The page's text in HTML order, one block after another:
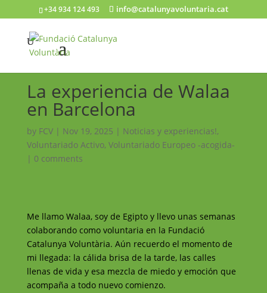
+34 934 124 493 info@catalunyavoluntaria.cat
La experiencia de Walaa
en Barcelona
by FCV| Nov 19, 2025 | Noticias y experiencias!,
Voluntariado Activo, Voluntariado Europeo -acogida-
| 0 comments
Me llamo Walaa, soy de Egipto y llevo unas semanas
colaborando como voluntaria en la Fundació
Catalunya Voluntària. Aún recuerdo el momento de
mi llegada: la cálida brisa de la tarde, las calles
llenas de vida y esa mezcla de miedo y emoción que
acompaña a todo nuevo comienzo.